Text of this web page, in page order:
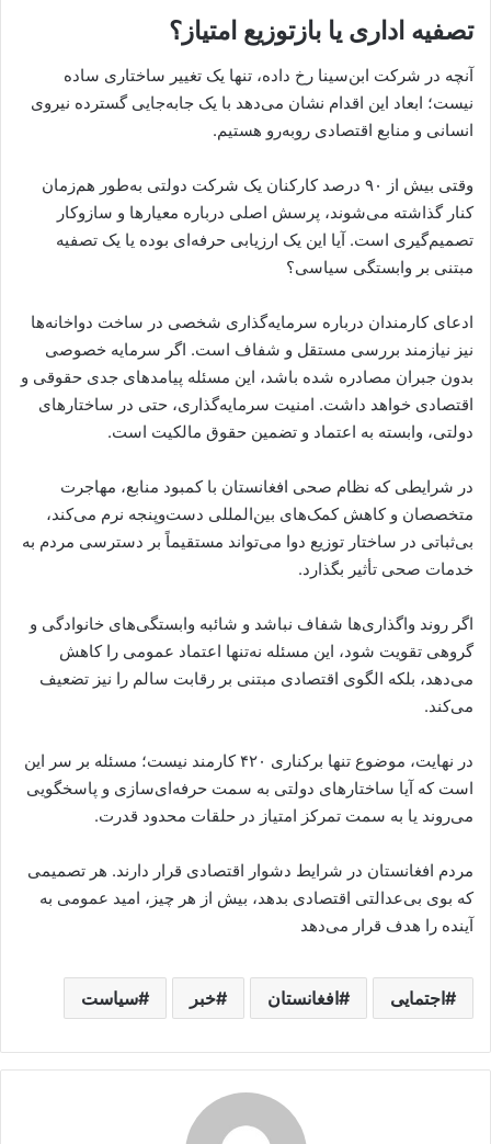
تصفیه اداری یا بازتوزیع امتیاز؟
آنچه در شرکت ابن‌سینا رخ داده، تنها یک تغییر ساختاری ساده
نیست؛ ابعاد این اقدام نشان می‌دهد با یک جابه‌جایی گسترده نیروی
انسانی و منابع اقتصادی روبه‌رو هستیم.
وقتی بیش از ۹۰ درصد کارکنان یک شرکت دولتی به‌طور هم‌زمان
کنار گذاشته می‌شوند، پرسش اصلی درباره معیارها و سازوکار
تصمیم‌گیری است. آیا این یک ارزیابی حرفه‌ای بوده یا یک تصفیه
مبتنی بر وابستگی سیاسی؟
ادعای کارمندان درباره سرمایه‌گذاری شخصی در ساخت دواخانه‌ها
نیز نیازمند بررسی مستقل و شفاف است. اگر سرمایه خصوصی
بدون جبران مصادره شده باشد، این مسئله پیامدهای جدی حقوقی و
اقتصادی خواهد داشت. امنیت سرمایه‌گذاری، حتی در ساختارهای
دولتی، وابسته به اعتماد و تضمین حقوق مالکیت است.
در شرایطی که نظام صحی افغانستان با کمبود منابع، مهاجرت
متخصصان و کاهش کمک‌های بین‌المللی دست‌وپنجه نرم می‌کند،
بی‌ثباتی در ساختار توزیع دوا می‌تواند مستقیماً بر دسترسی مردم به
خدمات صحی تأثیر بگذارد.
اگر روند واگذاری‌ها شفاف نباشد و شائبه وابستگی‌های خانوادگی و
گروهی تقویت شود، این مسئله نه‌تنها اعتماد عمومی را کاهش
می‌دهد، بلکه الگوی اقتصادی مبتنی بر رقابت سالم را نیز تضعیف
می‌کند.
در نهایت، موضوع تنها برکناری ۴۲۰ کارمند نیست؛ مسئله بر سر این
است که آیا ساختارهای دولتی به سمت حرفه‌ای‌سازی و پاسخگویی
می‌روند یا به سمت تمرکز امتیاز در حلقات محدود قدرت.
مردم افغانستان در شرایط دشوار اقتصادی قرار دارند. هر تصمیمی
که بوی بی‌عدالتی اقتصادی بدهد، بیش از هر چیز، امید عمومی به
آینده را هدف قرار می‌دهد
اجتمایی افغانستان خبر سیاست